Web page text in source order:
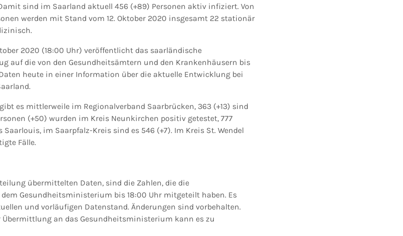
sind im Saarland aktuell 456 (+89) Personen aktiv infiziert. Von
werden mit Stand vom 12. Oktober 2020 insgesamt 22 stationär
2020 (18:00 Uhr) veröffentlicht das saarländische
auf die von den Gesundheitsämtern und den Krankenhäusern bis
heute in einer Information über die aktuelle Entwicklung bei
es mittlerweile im Regionalverband Saarbrücken, 363 (+13) sind
(+50) wurden im Kreis Neunkirchen positiv getestet, 777
im Saarpfalz-Kreis sind es 546 (+7). Im Kreis St. Wendel
Fälle.
übermittelten Daten, sind die Zahlen, die die
Gesundheitsministerium bis 18:00 Uhr mitgeteilt haben. Es
und vorläufigen Datenstand. Änderungen sind vorbehalten.
Übermittlung an das Gesundheitsministerium kann es zu